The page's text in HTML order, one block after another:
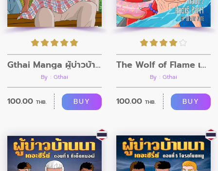
Gthai Manga ผู้บ่าวบ้านนา ตอนที่7
By : Gthai
100.00 THB. BUY
The Wolf of Flame เมื่อผมรวมร่างกับหมาป่าอัคคี ตอนที่7
By : Gthai
100.00 THB. BUY